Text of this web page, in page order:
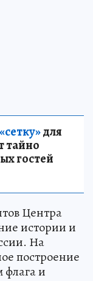
для
тайно
гостей
Центра
истории и
На
построение
флага и